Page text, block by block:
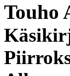
Touho